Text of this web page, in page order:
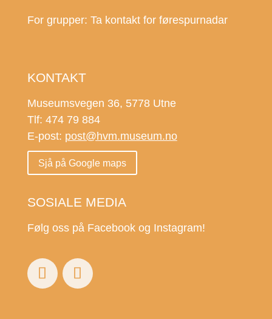
For grupper: Ta kontakt for førespurnadar
KONTAKT
Museumsvegen 36, 5778 Utne
Tlf: 474 79 884
E-post: post@hvm.museum.no
Sjå på Google maps
SOSIALE MEDIA
Følg oss på Facebook og Instagram!